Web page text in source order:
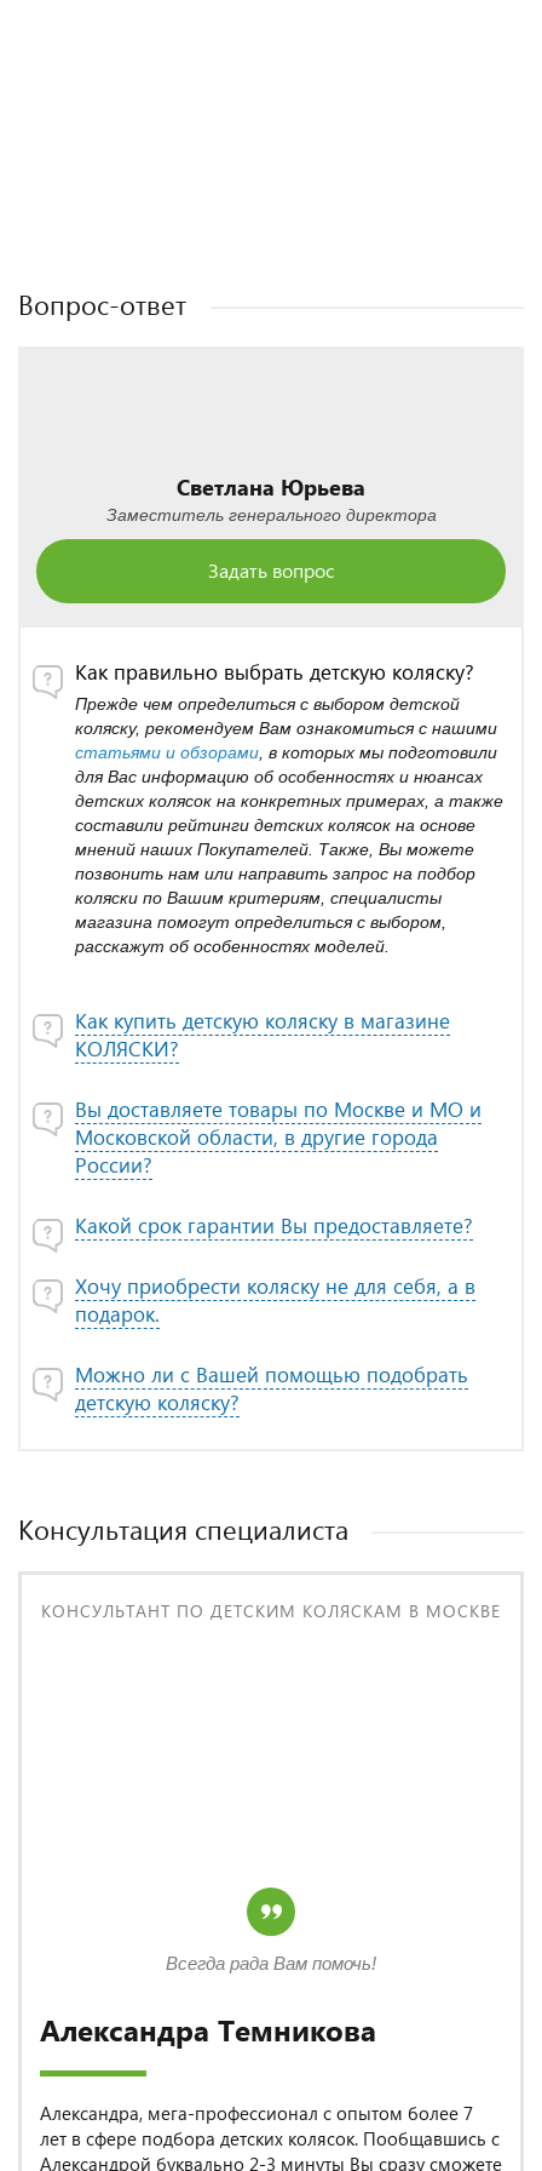
Вопрос-ответ
Светлана Юрьева
Заместитель генерального директора
Задать вопрос
Как правильно выбрать детскую коляску?
Прежде чем определиться с выбором детской
коляску, рекомендуем Вам ознакомиться с нашими
статьями и обзорами , в которых мы подготовили
для Вас информацию об особенностях и нюансах
детских колясок на конкретных примерах, а также
составили рейтинги детских колясок на основе
мнений наших Покупателей. Также, Вы можете
позвонить нам или направить запрос на подбор
коляски по Вашим критериям, специалисты
магазина помогут определиться с выбором,
расскажут об особенностях моделей.
Как купить детскую коляску в магазине
КОЛЯСКИ?
Вы доставляете товары по Москве и МО и
Московской области, в другие города
России?
Какой срок гарантии Вы предоставляете?
Хочу приобрести коляску не для себя, а в
подарок.
Можно ли с Вашей помощью подобрать
детскую коляску?
Консультация специалиста
КОНСУЛЬТАНТ ПО ДЕТСКИМ КОЛЯСКАМ В МОСКВЕ
Александра Темникова
Александра, мега-профессионал с опытом более 7
лет в сфере подбора детских колясок. Пообщавшись с
Александрой буквально 2-3 минуты Вы сразу сможете
Всегда рада Вам помочь!